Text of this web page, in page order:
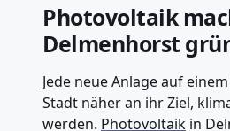
Photovoltaik
Delmenhorst
Jede neue Anlage auf
Stadt näher an ihr Ziel,
werden. Photovoltaik in